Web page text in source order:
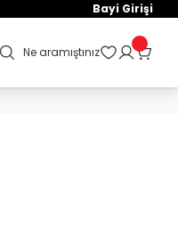
Bayi Girişi
Ne aramıştınız